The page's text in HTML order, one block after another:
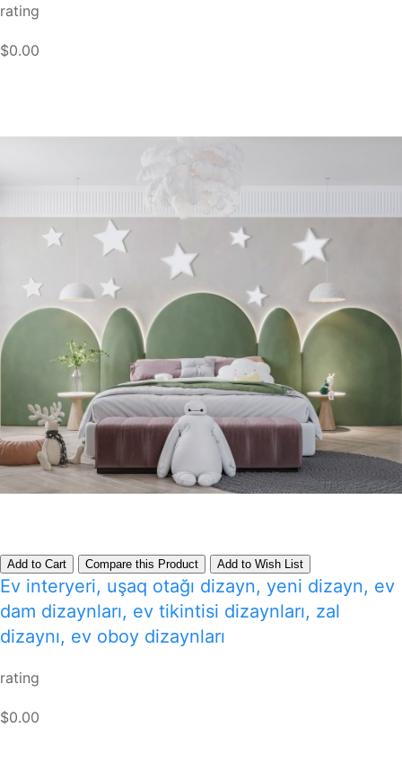
rating
$0.00
Add to Cart Compare this Product Add to Wish List
Ev interyeri, uşaq otağı dizayn, yeni dizayn, ev
dam dizaynları, ev tikintisi dizaynları, zal
dizaynı, ev oboy dizaynları
rating
$0.00